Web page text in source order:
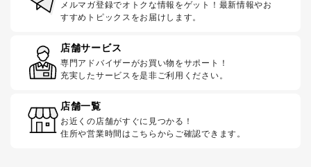
メルマガ登録でオトクな情報をゲット！最新情報やお
すすめトピックスをお届けします。
店舗サービス
専門アドバイザーがお買い物をサポート！
充実したサービスを是非ご利用ください。
店舗一覧
お近くの店舗がすぐに見つかる！
住所や営業時間はこちらからご確認できます。